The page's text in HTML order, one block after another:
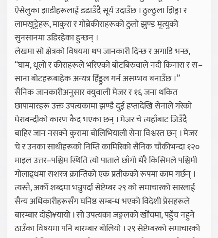
ऐसेलुका झाडीहरूलाई डढाउँदै सूर्य उदाउँछ । ठुल्ठुला झिङ्गा र
लामखुट्टेहरू, माकुरा र गोब्रेकीराहरूको ठुलो झुण्ड मृत्युको
सुनसानमा उडिरहेका हुन्छन् ।
लेखमा सो क्षेत्रको विषयमा थप जानकारी दिन्छ र अगाडि भन्छ,
“घाम, धूलो र कीराहरूले भरिएको बोटबिरुवाले नदी किनारा र स–
साना बोटहरूबाहेक अन्यत्र हिँड्डुल गर्न असम्भव बनाउँछ ।”
सैनिक जानकारीअनुसार क्युवाली मेजर र १६ जना थकित
छापामारहरू उक्त उपत्यकामा झण्डै दुई हप्तादेखि सेनाले गरेको
घेराबन्दीको कारण कैद भएका छन् । मेजर चे त्यहाँबाट जिउँदै
बाहिर जान नसक्ने कुरामा बोलिभियाली सेना विश्वस्त छन् । मेजर
चे र उनका साथीहरूको निम्ति कामिरिको सैनिक चौकीभन्दा १२०
माइल उत्तर–पश्चिम स्थिति त्यो पाताले छाँगो धेरै किसिमले पश्चिमी
गोलाद्र्धमा सशस्त्र क्रान्तिको एक प्रतीकको रूपमा काम गर्छन् ।
त्यस्तै, अर्को शब्दमा भन्नुपर्दा सेप्टेम्बर २९ को समाचारको सारलाई
सैन्य अधिकारीहरूसँग घनिष्ठ सम्बन्ध भएको विदेशी प्रेसहरूले
बारम्बार दोहो¥यायो । सो उपत्यका जङ्गलको खोँचमा, पहुँच नहुने
ठाउँका विषयमा पनि बारम्बार बोलियो । २९ सेप्टेम्बरको समाचारको